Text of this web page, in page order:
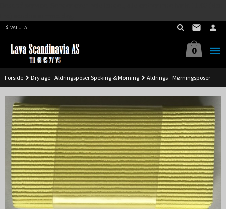
VALUTA
0
Forside Dry age - Aldringsposer Speking & Mørning Aldrings - Mørningsposer